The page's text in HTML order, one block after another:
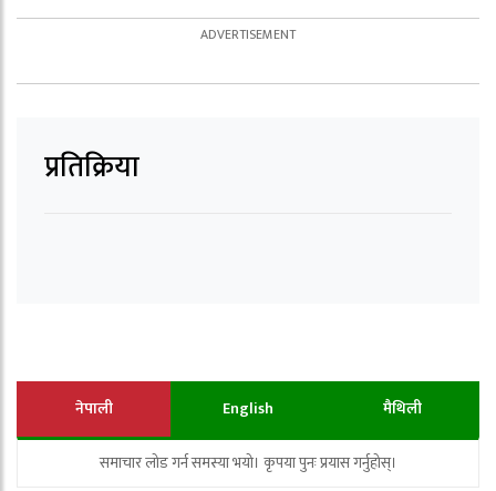
प्रतिक्रिया
नेपाली English मैथिली
समाचार लोड गर्न समस्या भयो। कृपया पुनः प्रयास गर्नुहोस्।